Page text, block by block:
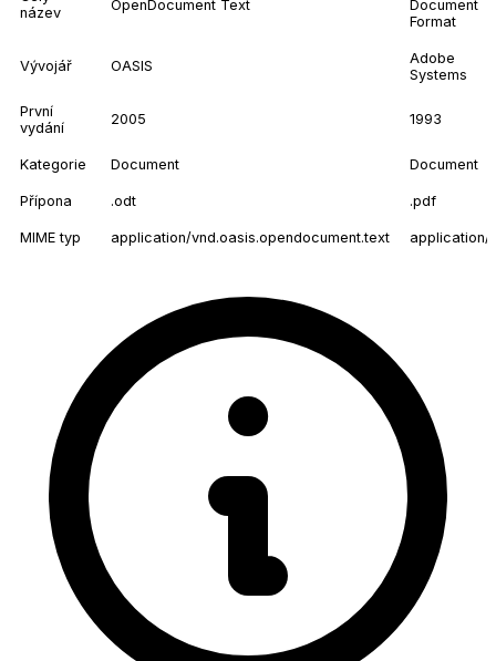
název
OpenDocument Text
Document
Format
Vývojář OASIS
Adobe
Systems
První
vydání
2005 1993
Kategorie Document Document
Přípona .odt .pdf
MIME typ application/vnd.oasis.opendocument.text application/